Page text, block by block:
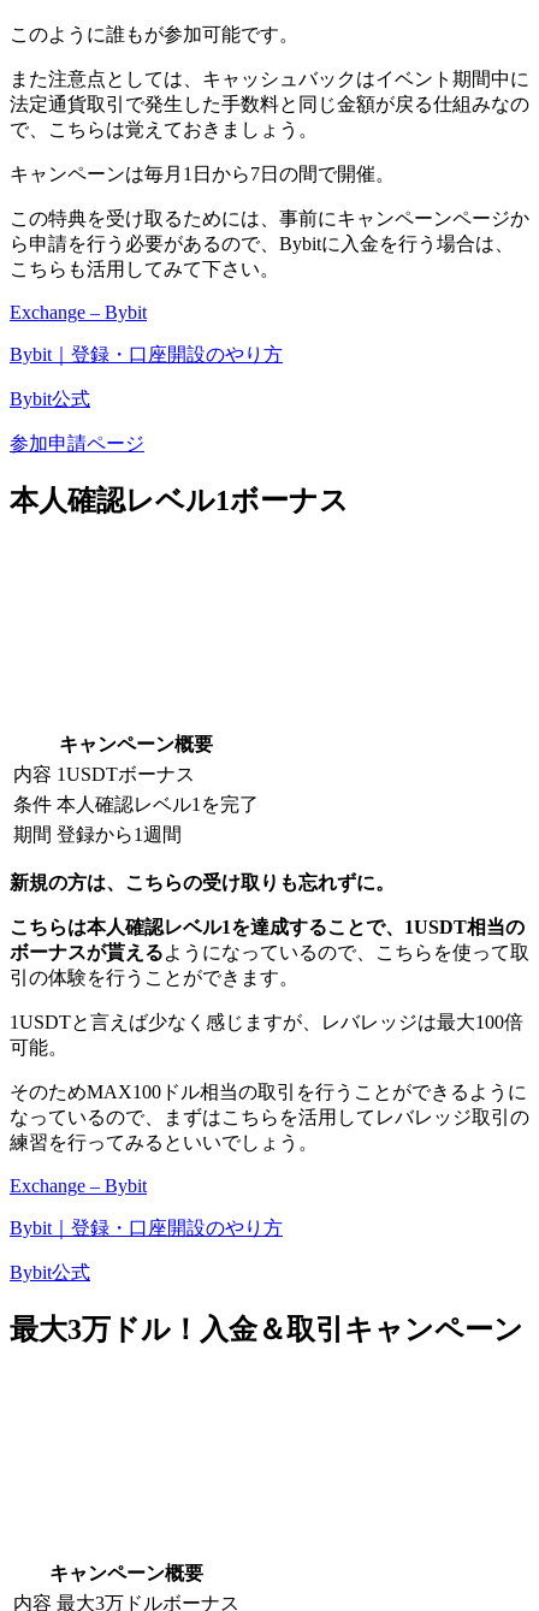
このように誰もが参加可能です。
また注意点としては、 キャッシュバックはイベント期間中に
法定通貨取引で発生した手数料と同じ金額が戻る仕組みなの
で、こちらは覚えておきましょう。
キャンペーンは毎月1日から7日の間で開催。
この特典を受け取るためには、事前にキャンペーンページか
ら申請を行う必要があるので、Bybitに入金を行う場合は、
こちらも活用してみて下さい。
Exchange – Bybit
Bybit｜登録・口座開設のやり方
Bybit公式
参加申請ページ
本人確認レベル1ボーナス
キャンペーン概要
内容 1USDTボーナス
条件 本人確認レベル1を完了
期間 登録から1週間
新規の方は、こちらの受け取りも忘れずに。
こちらは本人確認レベル1を達成することで、1USDT相当の
ボーナスが貰えるようになっているので、こちらを使って取
引の体験を行うことができます。
1USDTと言えば少なく感じますが、レバレッジは最大100倍
可能。
そのためMAX100ドル相当の取引を行うことができる ように
なっているので、まずはこちらを活用してレバレッジ取引の
練習を行ってみるといいでしょう。
Exchange – Bybit
Bybit｜登録・口座開設のやり方
Bybit公式
最大3万ドル！入金＆取引キャンペーン
キャンペーン概要
内容 最大3万ドルボーナス